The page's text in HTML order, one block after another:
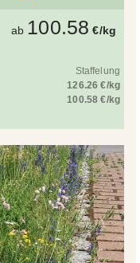
ab 100.58 €/kg
Staffelung
126.26 €/kg
100.58 €/kg